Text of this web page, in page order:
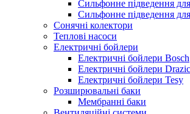
Сильфонне підведення
Сильфонне підведення
Сонячні колектори
Теплові насоси
Електричні бойлери
Електричні бойлери Bosch
Електричні бойлери
Електричні бойлери Tesy
Розширювальні баки
Мембранні баки